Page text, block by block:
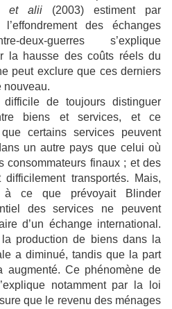
et alii (2003) estiment par
des échanges
deux-guerres s’explique
la hausse des coûts réels du
peut exclure que ces derniers
nouveau.
de toujours distinguer
biens et services, et ce
certains services peuvent
un autre pays que celui où
consommateurs finaux ; et des
difficilement transportés. Mais,
à ce que prévoyait Blinder
des services ne peuvent
d’un échange international.
production de biens dans la
a diminué, tandis que la part
augmenté. Ce phénomène de
notamment par la loi
que le revenu des ménages